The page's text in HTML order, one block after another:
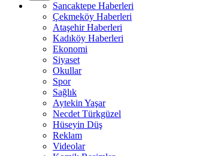
Sancaktepe Haberleri
Çekmeköy Haberleri
Ataşehir Haberleri
Kadıköy Haberleri
Ekonomi
Siyaset
Okullar
Spor
Sağlık
Aytekin Yaşar
Necdet Türkgüzel
Hüseyin Düş
Reklam
Videolar